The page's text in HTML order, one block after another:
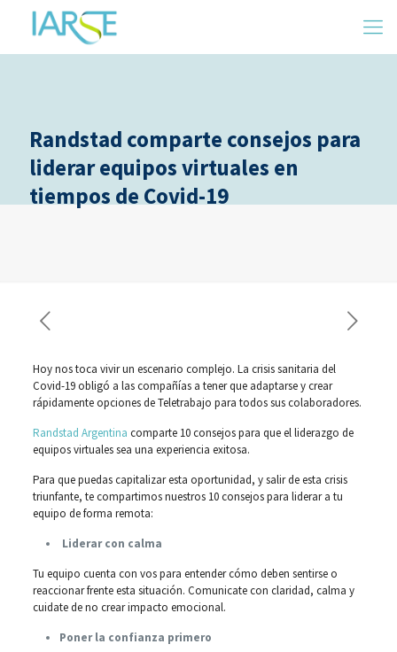
Randstad comparte consejos para
liderar equipos virtuales en
tiempos de Covid-19
Hoy nos toca vivir un escenario complejo. La crisis sanitaria del
Covid-19 obligó a las compañías a tener que adaptarse y crear
rápidamente opciones de Teletrabajo para todos sus colaboradores.
Randstad Argentina comparte 10 consejos para que el liderazgo de
equipos virtuales sea una experiencia exitosa.
Para que puedas capitalizar esta oportunidad, y salir de esta crisis
triunfante, te compartimos nuestros 10 consejos para liderar a tu
equipo de forma remota:
Liderar con calma
Tu equipo cuenta con vos para entender cómo deben sentirse o
reaccionar frente esta situación. Comunicate con claridad, calma y
cuidate de no crear impacto emocional.
Poner la confianza primero